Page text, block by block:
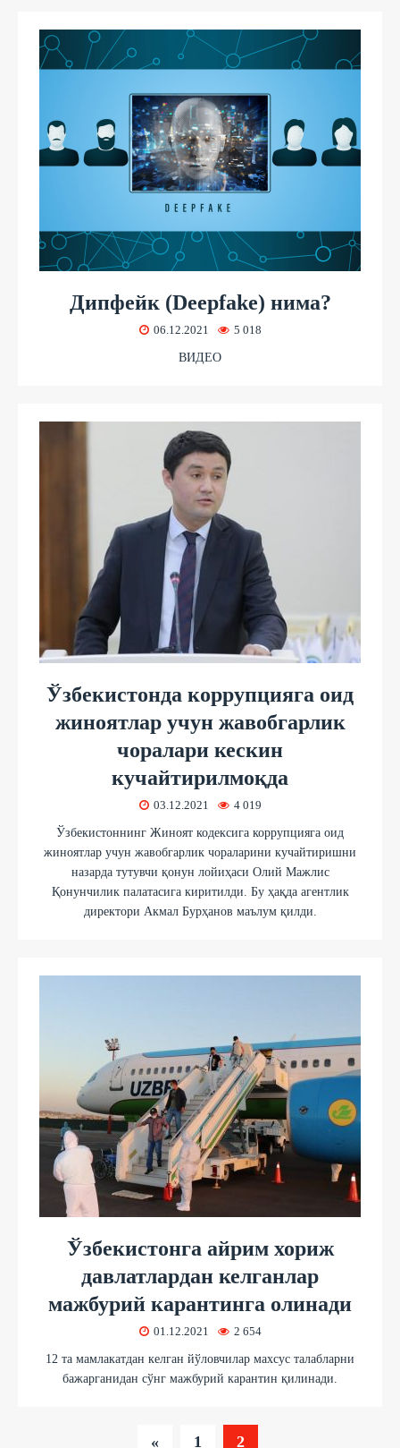
Дипфейк (Deepfake) нима?
06.12.2021 5 018
ВИДЕО
Ўзбекистонда коррупцияга оид
жиноятлар учун жавобгарлик
чоралари кескин
кучайтирилмоқда
03.12.2021 4 019
Ўзбекистоннинг Жиноят кодексига коррупцияга оид
жиноятлар учун жавобгарлик чораларини кучайтиришни
назарда тутувчи қонун лойиҳаси Олий Мажлис
Қонунчилик палатасига киритилди. Бу ҳақда агентлик
директори Акмал Бурҳанов маълум қилди.
Ўзбекистонга айрим хориж
давлатлардан келганлар
мажбурий карантинга олинади
01.12.2021 2 654
12 та мамлакатдан келган йўловчилар махсус талабларни
бажарганидан сўнг мажбурий карантин қилинади.
« 1 2